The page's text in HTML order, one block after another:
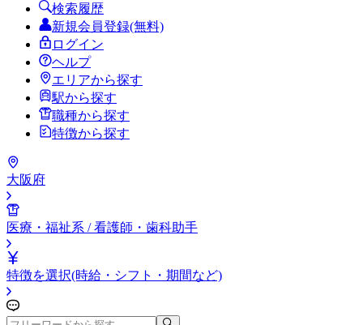
検索履歴
新規会員登録(無料)
ログイン
ヘルプ
エリアから探す
駅から探す
職種から探す
特徴から探す
大阪府
医療・福祉系 / 看護師・歯科助手
特徴を選択(時給・シフト・期間など)